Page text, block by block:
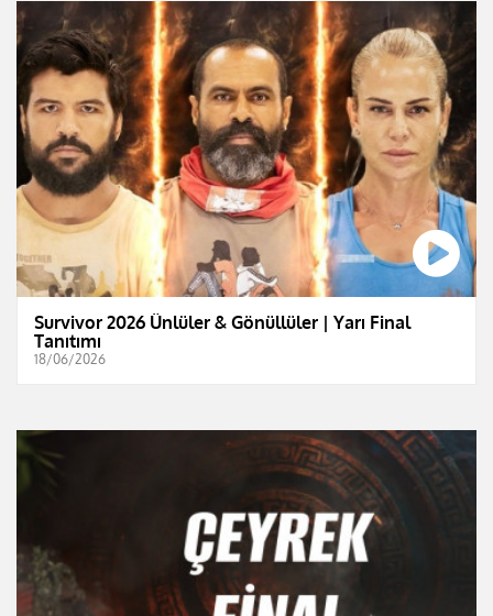
Survivor 2026 Ünlüler & Gönüllüler | Yarı Final
Tanıtımı
18/06/2026